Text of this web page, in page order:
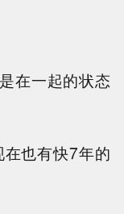
在一起的状态
也有快7年的